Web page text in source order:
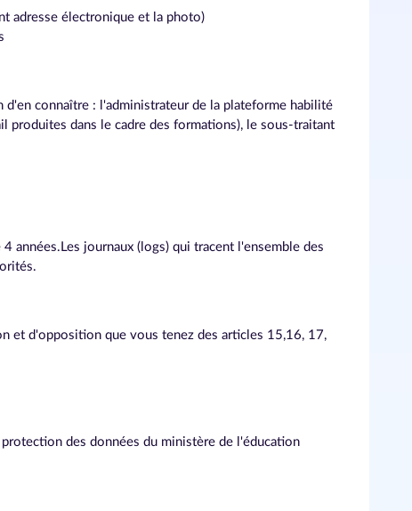
adresse électronique et la photo)
connaître : l'administrateur de la plateforme habilité
produites dans le cadre des formations), le sous-traitant
années.Les journaux (logs) qui tracent l'ensemble des
et d'opposition que vous tenez des articles 15,16, 17,
des données du ministère de l'éducation